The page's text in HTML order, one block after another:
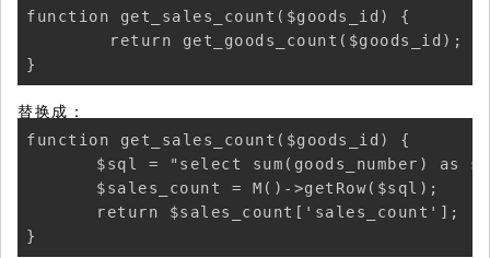
function get_sales_count($goods_id) {
        return get_goods_count($goods_id);
替换成：
function get_sales_count($goods_id) {